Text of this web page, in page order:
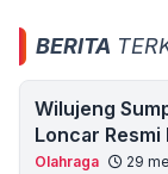
BERITA
Wilujeng
Loncar
Olahraga 29